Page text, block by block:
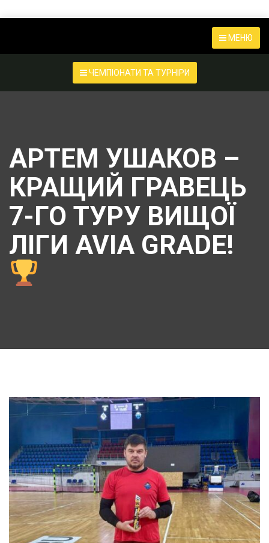
МЕНЮ
ЧЕМПІОНАТИ ТА ТУРНІРИ
АРТЕМ УШАКОВ –
КРАЩИЙ ГРАВЕЦЬ
7-ГО ТУРУ ВИЩОЇ
ЛІГИ AVIA GRADE!